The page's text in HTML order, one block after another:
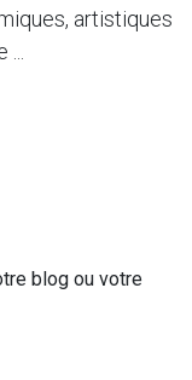
artistiques
blog ou votre